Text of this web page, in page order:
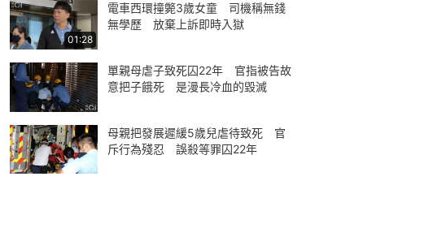
01:28
電車西環撞斃3歲女童 司機稱無錢
無學歷 放棄上訴即時入獄
單親母虐子致死囚22年 官指被告故
意把子餓死 是漫長冷血的毀滅
母親把發展遲緩5歲兒虐待致死 官
斥行為殘忍 誤殺等罪囚22年